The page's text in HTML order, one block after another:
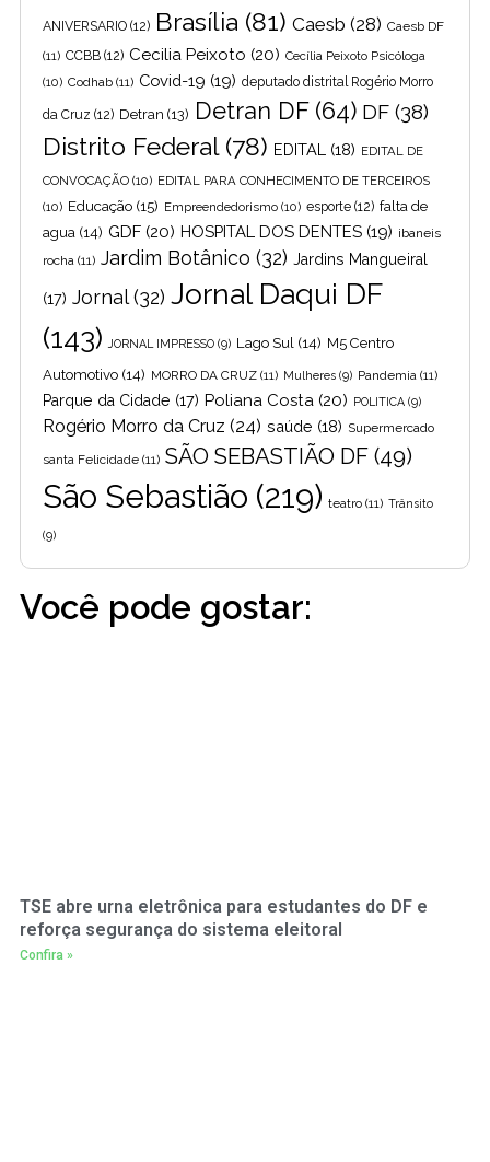
ANIVERSARIO (12) Brasília (81) Caesb (28) Caesb DF
(11) CCBB (12) Cecilia Peixoto (20) Cecília Peixoto Psicóloga
(10) Codhab (11) Covid-19 (19) deputado distrital Rogério Morro
da Cruz (12) Detran (13) Detran DF(64) DF (38)
Distrito Federal(78) EDITAL (18) EDITAL DE
CONVOCAÇÃO (10) EDITAL PARA CONHECIMENTO DE TERCEIROS
(10) Educação (15) Empreendedorismo (10) esporte (12) falta de
agua (14) GDF (20) HOSPITAL DOS DENTES (19) ibaneis
rocha (11) Jardim Botânico (32) Jardins Mangueiral
(17) Jornal(32) Jornal Daqui DF
(143)
JORNAL IMPRESSO (9) Lago Sul (14) M5 Centro
Automotivo (14) MORRO DA CRUZ (11) Mulheres (9) Pandemia (11)
Parque da Cidade (17) Poliana Costa (20) POLITICA (9)
Rogério Morro da Cruz (24) saúde (18) Supermercado
santa Felicidade (11) SÃO SEBASTIÃO DF (49)
São Sebastião (219) teatro (11) Trânsito
(9)
Você pode gostar:
TSE abre urna eletrônica para estudantes do DF e
reforça segurança do sistema eleitoral
Confira »